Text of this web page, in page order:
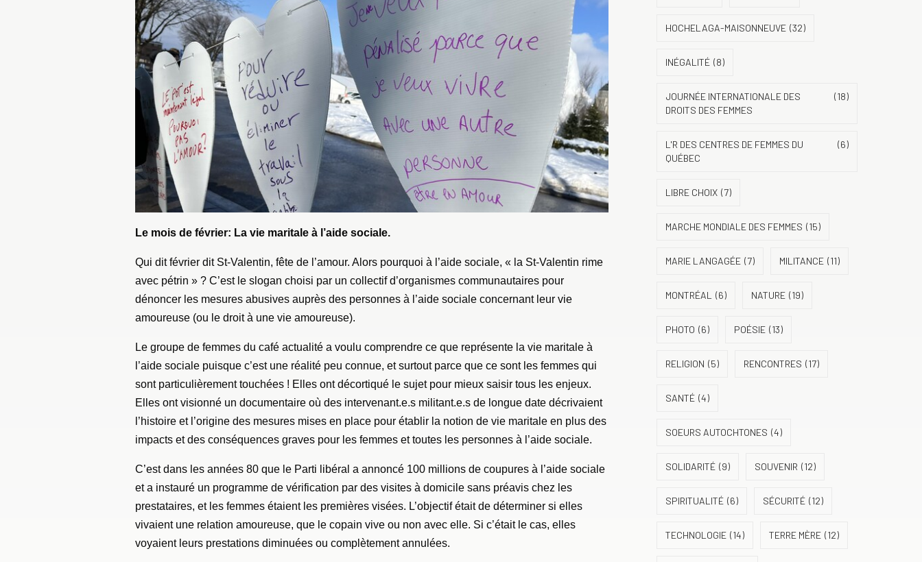
Le mois de février: La vie maritale à l’aide sociale.
Qui dit février dit St-Valentin, fête de l’amour. Alors pourquoi à l’aide sociale, « la St-Valentin rime
avec pétrin » ? C’est le slogan choisi par un collectif d’organismes communautaires pour
dénoncer les mesures abusives auprès des personnes à l’aide sociale concernant leur vie
amoureuse (ou le droit à une vie amoureuse).
Le groupe de femmes du café actualité a voulu comprendre ce que représente la vie maritale à
l’aide sociale puisque c’est une réalité peu connue, et surtout parce que ce sont les femmes qui
sont particulièrement touchées ! Elles ont décortiqué le sujet pour mieux saisir tous les enjeux.
Elles ont visionné un documentaire où des intervenant.e.s militant.e.s de longue date décrivaient
l’histoire et l’origine des mesures mises en place pour établir la notion de vie maritale en plus des
impacts et des conséquences graves pour les femmes et toutes les personnes à l’aide sociale.
C’est dans les années 80 que le Parti libéral a annoncé 100 millions de coupures à l’aide sociale
et a instauré un programme de vérification par des visites à domicile sans préavis chez les
prestataires, et les femmes étaient les premières visées. L’objectif était de déterminer si elles
vivaient une relation amoureuse, que le copain vive ou non avec elle. Si c’était le cas, elles
voyaient leurs prestations diminuées ou complètement annulées.
HOCHELAGA-MAISONNEUVE (32)
INÉGALITÉ (8)
JOURNÉE INTERNATIONALE DES
DROITS DES FEMMES
(18)
L'R DES CENTRES DE FEMMES DU
QUÉBEC
(6)
LIBRE CHOIX (7)
MARCHE MONDIALE DES FEMMES (15)
MARIE LANGAGÉE (7) MILITANCE (11)
MONTRÉAL (6) NATURE (19)
PHOTO (6) POÉSIE (13)
RELIGION (5) RENCONTRES (17)
SANTÉ (4)
SOEURS AUTOCHTONES (4)
SOLIDARITÉ (9) SOUVENIR (12)
SPIRITUALITÉ (6) SÉCURITÉ (12)
TECHNOLOGIE (14) TERRE MÈRE (12)